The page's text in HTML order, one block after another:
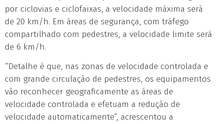
por ciclovias e ciclofaixas, a velocidade máxima será
de 20 km/h. Em áreas de segurança, com tráfego
compartilhado com pedestres, a velocidade limite será
de 6 km/h.
“Detalhe é que, nas zonas de velocidade controlada e
com grande circulação de pedestres, os equipamentos
vão reconhecer geograficamente as áreas de
velocidade controlada e efetuam a redução de
velocidade automaticamente”, acrescentou a